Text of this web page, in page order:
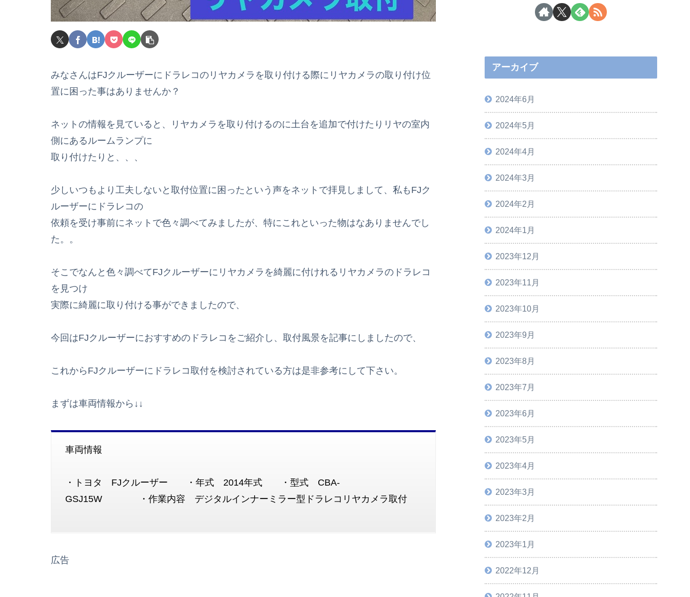
みなさんはFJクルーザーにドラレコのリヤカメラを取り付ける際にリヤカメラの取り付け位
置に困った事はありませんか？
ネットの情報を見ていると、リヤカメラを取り付けるのに土台を追加で付けたりリヤの室内
側にあるルームランプに
取り付けたりと、、、
少しいつもより工夫しないと取付位置に困ったという声をネットで拝見しまして、私もFJク
ルーザーにドラレコの
依頼を受け事前にネットで色々調べてみましたが、特にこれといった物はなありませんでし
た。。
そこでなんと色々調べてFJクルーザーにリヤカメラを綺麗に付けれるリヤカメラのドラレコ
を見つけ
実際に綺麗に取り付ける事ができましたので、
今回はFJクルーザーにおすすめのドラレコをご紹介し、取付風景を記事にしましたので、
これからFJクルーザーにドラレコ取付を検討されている方は是非参考にして下さい。
まずは車両情報から↓↓
車両情報
・トヨタ FJクルーザー ・年式 2014年式 ・型式 CBA-
GSJ15W ・作業内容 デジタルインナーミラー型ドラレコリヤカメラ取付
広告
アーカイブ
2024年6月
2024年5月
2024年4月
2024年3月
2024年2月
2024年1月
2023年12月
2023年11月
2023年10月
2023年9月
2023年8月
2023年7月
2023年6月
2023年5月
2023年4月
2023年3月
2023年2月
2023年1月
2022年12月